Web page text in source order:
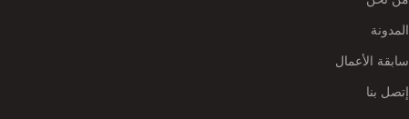
المدونة
سابقة الأعمال
إتصل بنا